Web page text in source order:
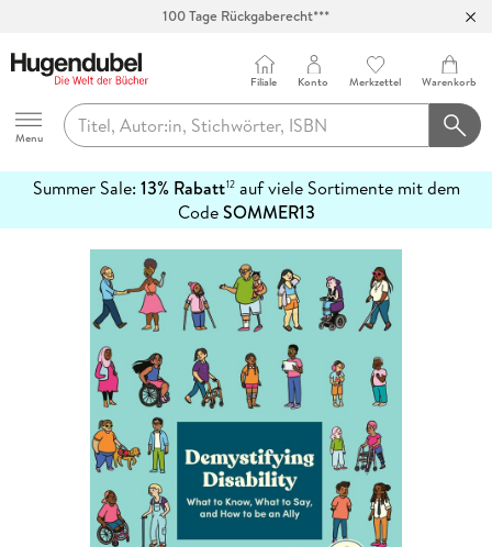
Hugendubel
Menu
Filiale Konto Merkzettel Warenkorb
Summer Sale: 13% Rabatt12auf viele Sortimente mit dem
CodeSOMMER13
erfahren